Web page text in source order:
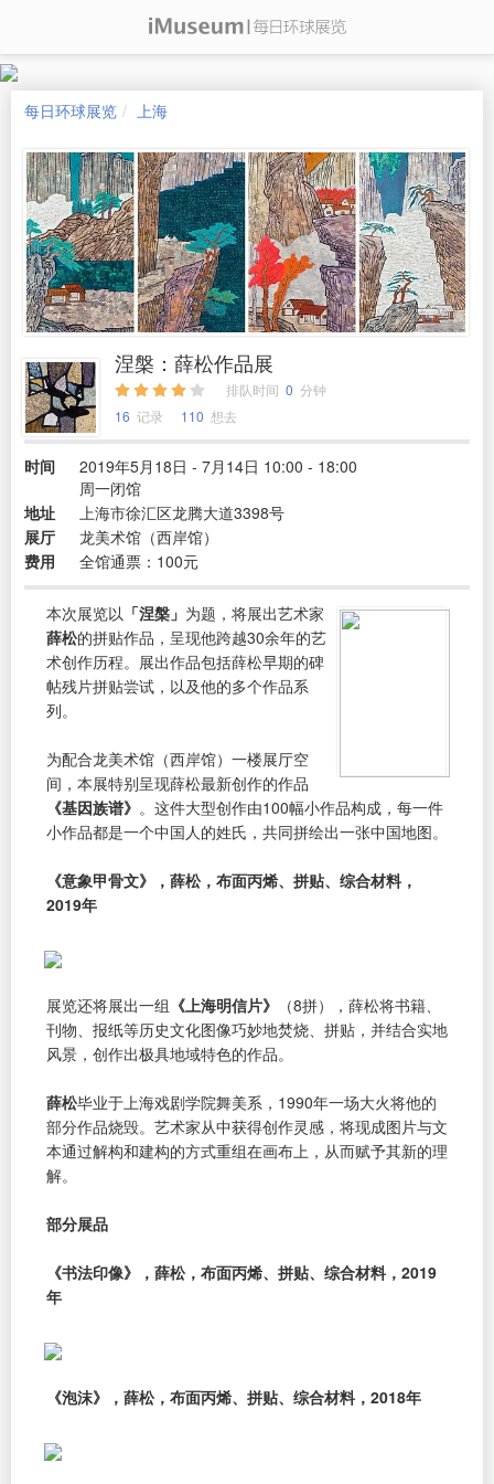
每日环球展览 上海
涅槃：薛松作品展
排队时间 0 分钟
16 记录 110 想去
时间
2019年5月18日 - 7月14日 10:00 - 18:00
周一闭馆
地址
上海市徐汇区龙腾大道3398号
展厅
龙美术馆（西岸馆）
费用
全馆通票：100元
本次展览以 「涅槃」 为题，将展出艺术家
薛松的拼贴作品，呈现他跨越30余年的艺
术创作历程。展出作品包括薛松早期的碑
帖残片拼贴尝试，以及他的多个作品系
列。
为配合龙美术馆（西岸馆）一楼展厅空
间，本展特别呈现薛松最新创作的作品
《基因族谱》 。这件大型创作由100幅小作品构成，每一件
小作品都是一个中国人的姓氏，共同拼绘出一张中国地图。
《意象甲骨文》，薛松，布面丙烯、拼贴、综合材料，
2019年
展览还将展出一组 《上海明信片》
（8拼），薛松将书籍、
刊物、报纸等历史文化图像巧妙地焚烧、拼贴，并结合实地
风景，创作出极具地域特色的作品。
薛松毕业于上海戏剧学院舞美系，1990年一场大火将他的
部分作品烧毁。艺术家从中获得创作灵感，将现成图片与文
本通过解构和建构的方式重组在画布上，从而赋予其新的理
解。
部分展品
《书法印像》，薛松，布面丙烯、拼贴、综合材料，2019
年
《泡沫》，薛松，布面丙烯、拼贴、综合材料，2018年